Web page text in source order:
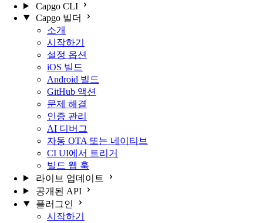
Capgo CLI
Capgo 빌더
소개
시작하기
설정 옵션
iOS 빌드
Android 빌드
GitHub 액션
문제 해결
인증 관리
AI 디버그
자동 OTA 또는 네이티브
CI UI에서 트리거
빌드 웹 훅
라이브 업데이트
공개된 API
플러그인
시작하기